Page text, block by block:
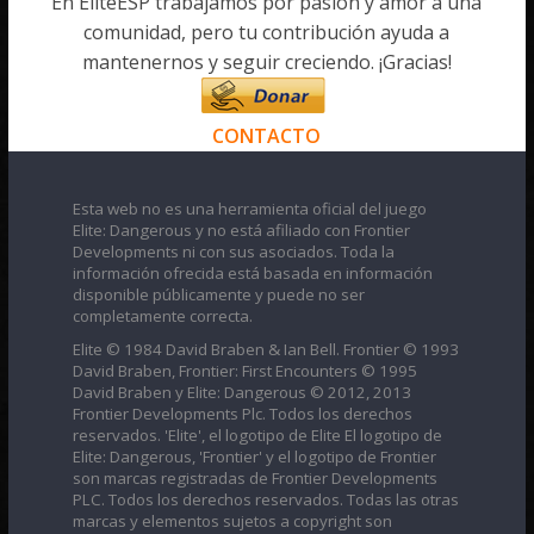
comunidad, pero tu contribución ayuda a
mantenernos y seguir creciendo. ¡Gracias!
CONTACTO
Esta web no es una herramienta oficial del juego
Elite: Dangerous y no está afiliado con Frontier
Developments ni con sus asociados. Toda la
información ofrecida está basada en información
disponible públicamente y puede no ser
completamente correcta.
Elite © 1984 David Braben & Ian Bell. Frontier © 1993
David Braben, Frontier: First Encounters © 1995
David Braben y Elite: Dangerous © 2012, 2013
Frontier Developments Plc. Todos los derechos
reservados. 'Elite', el logotipo de Elite El logotipo de
Elite: Dangerous, 'Frontier' y el logotipo de Frontier
son marcas registradas de Frontier Developments
PLC. Todos los derechos reservados. Todas las otras
marcas y elementos sujetos a copyright son